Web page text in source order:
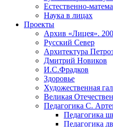
Естественно-
Наука в лицах
Проекты
Архив «Лицея».
Русский Север
Архитектура
Дмитрий Новиков
И.С.Фрадков
Здоровье
Художественная
Великая
Педагогика С.
Педагогика
Педагогика